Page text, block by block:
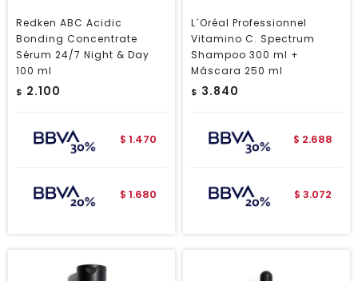
Redken ABC Acidic
Bonding Concentrate
Sérum 24/7 Night & Day
100 ml
$ 2.100
$ 1.470
$ 1.680
L´Oréal Professionnel
Vitamino C. Spectrum
Shampoo 300 ml +
Máscara 250 ml
$ 3.840
$ 2.688
$ 3.072